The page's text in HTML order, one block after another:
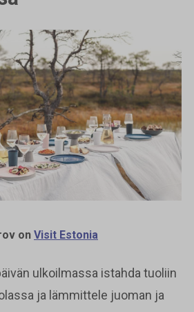
on Visit Estonia
ulkoilmassa istahda tuoliin
ja lämmittele juoman ja